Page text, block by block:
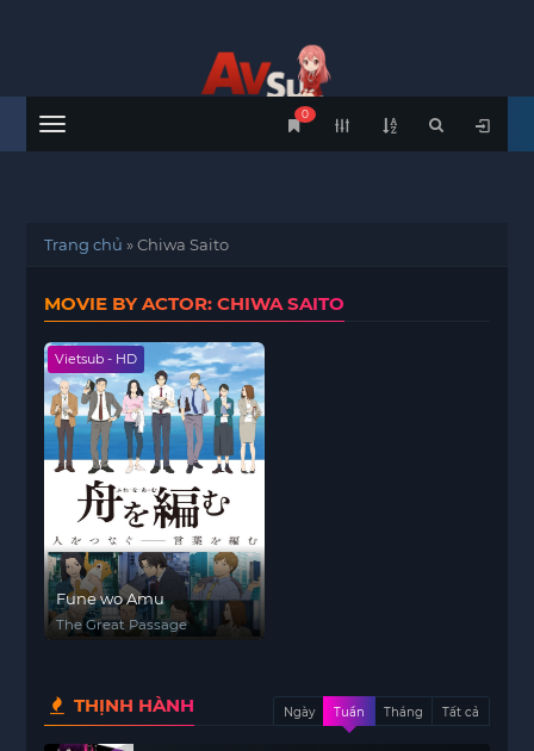
Menu
0
Trang chủ »Chiwa Saito
MOVIE BY ACTOR: CHIWA SAITO
Vietsub - HD
Fune wo Amu
The Great Passage
THỊNH HÀNH Ngày Tuần Tháng Tất cả